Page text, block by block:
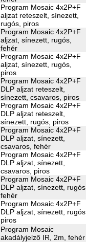
Program Mosaic 4x2P+F
aljzat reteszelt, sínezett,
rugós, piros
Program Mosaic 4x2P+F
aljzat, sínezett, rugós,
fehér
Program Mosaic 4x2P+F
aljzat, sínezett, rugós,
piros
Program Mosaic 4x2P+F
DLP aljzat reteszelt,
sínezett, csavaros, piros
Program Mosaic 4x2P+F
DLP aljzat reteszelt,
sínezett, rugós, piros
Program Mosaic 4x2P+F
DLP aljzat, sínezett,
csavaros, fehér
Program Mosaic 4x2P+F
DLP aljzat, sínezett,
csavaros, piros
Program Mosaic 4x2P+F
DLP aljzat, sínezett, rugós,
fehér
Program Mosaic 4x2P+F
DLP aljzat, sínezett, rugós,
piros
Program Mosaic
akadályjelző IR, 2m, fehér